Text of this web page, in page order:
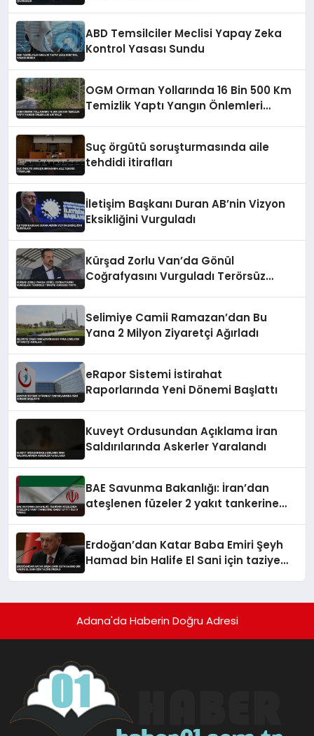
ABD Temsilciler Meclisi Yapay Zeka
Kontrol Yasası Sundu
OGM Orman Yollarında 16 Bin 500 Km
Temizlik Yaptı Yangın Önlemleri
Suç örgütü soruşturmasında aile
tehdidi itirafları
İletişim Başkanı Duran AB’nin Vizyon
Eksikliğini Vurguladı
Kürşad Zorlu Van’da Gönül
Coğrafyasını Vurguladı Terörsüz
Selimiye Camii Ramazan’dan Bu
Yana 2 Milyon Ziyaretçi Ağırladı
eRapor Sistemi İstirahat
Raporlarında Yeni Dönemi Başlattı
Kuveyt Ordusundan Açıklama İran
Saldırılarında Askerler Yaralandı
BAE Savunma Bakanlığı: İran’dan
ateşlenen füzeler 2 yakıt tankerine
Erdoğan’dan Katar Baba Emiri Şeyh
Hamad bin Halife El Sani için taziye
Adana'da Haberin Doğru Adresi